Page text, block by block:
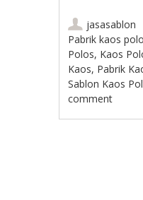
jasasablon
Pabrik kaos
Polos, Kaos
Kaos, Pabrik
Sablon Kaos
comment